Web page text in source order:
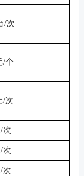
/次
/个
/次
次
次
次